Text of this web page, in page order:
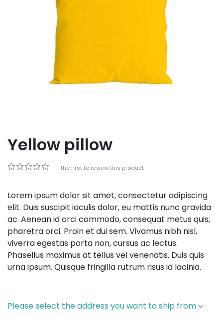
Yellow pillow
Be the first to review this product
Lorem ipsum dolor sit amet, consectetur adipiscing
elit. Duis suscipit iaculis dolor, eu mattis nunc gravida
ac. Aenean id orci commodo, consequat metus quis,
pharetra orci. Proin et dui sem. Vivamus nibh nisl,
viverra egestas porta non, cursus ac lectus.
Phasellus maximus at tellus vel venenatis. Duis quis
urna ipsum. Quisque fringilla rutrum risus id lacinia.
Please select the address you want to ship from